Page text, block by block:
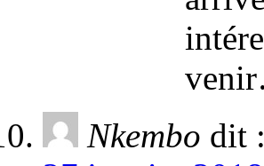
Nkembo dit :